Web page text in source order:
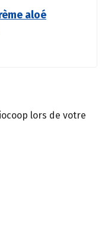
aloé
lors de votre